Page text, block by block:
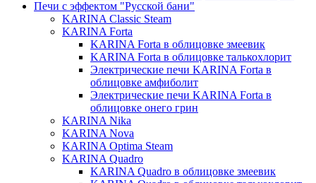
Печи с эффектом "Русской бани"
KARINA Classic Steam
KARINA Forta
KARINA Forta в облицовке змеевик
KARINA Forta в облицовке талькохлорит
Электрические печи KARINA Forta в
облицовке амфиболит
Электрические печи KARINA Forta в
облицовке онего грин
KARINA Nika
KARINA Nova
KARINA Optima Steam
KARINA Quadro
KARINA Quadro в облицовке змеевик